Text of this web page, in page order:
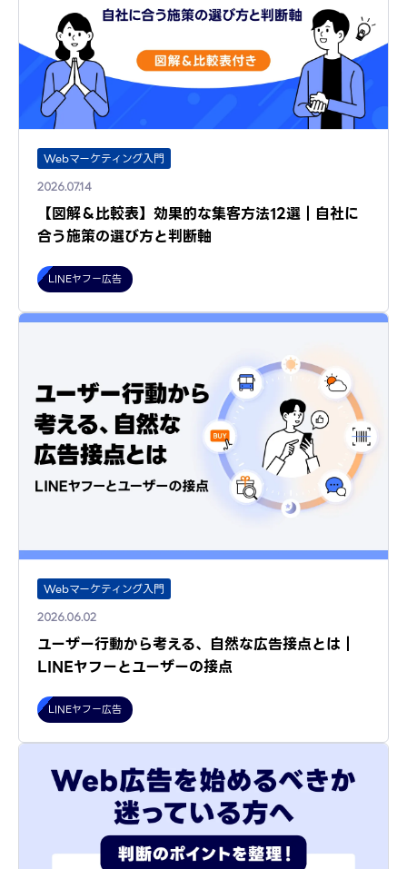
Webマーケティング入門
2026.07.14
【図解＆比較表】効果的な集客方法12選｜自社に
合う施策の選び方と判断軸
LINEヤフー広告
Webマーケティング入門
2026.06.02
ユーザー行動から考える、自然な広告接点とは｜
LINEヤフーとユーザーの接点
LINEヤフー広告